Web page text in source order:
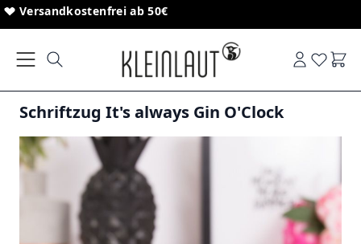
Direkt zum Inhalt
Versandkostenfrei ab 50€
Sonderanfertigungen von Schriftzügen
Schriftzug It's always Gin O'Clock